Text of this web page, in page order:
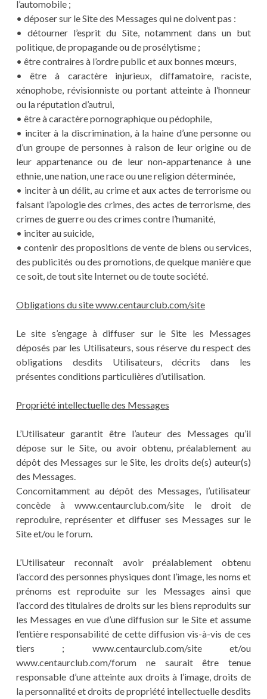
l’automobile ;
• déposer sur le Site des Messages qui ne doivent pas :
• détourner l’esprit du Site, notamment dans un but
politique, de propagande ou de prosélytisme ;
• être contraires à l’ordre public et aux bonnes mœurs,
• être à caractère injurieux, diffamatoire, raciste,
xénophobe, révisionniste ou portant atteinte à l’honneur
ou la réputation d’autrui,
• être à caractère pornographique ou pédophile,
• inciter à la discrimination, à la haine d’une personne ou
d’un groupe de personnes à raison de leur origine ou de
leur appartenance ou de leur non-appartenance à une
ethnie, une nation, une race ou une religion déterminée,
• inciter à un délit, au crime et aux actes de terrorisme ou
faisant l’apologie des crimes, des actes de terrorisme, des
crimes de guerre ou des crimes contre l’humanité,
• inciter au suicide,
• contenir des propositions de vente de biens ou services,
des publicités ou des promotions, de quelque manière que
ce soit, de tout site Internet ou de toute société.
Obligations du site www.centaurclub.com/site
Le site s’engage à diffuser sur le Site les Messages
déposés par les Utilisateurs, sous réserve du respect des
obligations desdits Utilisateurs, décrits dans les
présentes conditions particulières d’utilisation.
Propriété intellectuelle des Messages
L’Utilisateur garantit être l’auteur des Messages qu’il
dépose sur le Site, ou avoir obtenu, préalablement au
dépôt des Messages sur le Site, les droits de(s) auteur(s)
des Messages.
Concomitamment au dépôt des Messages, l’utilisateur
concède à www.centaurclub.com/site le droit de
reproduire, représenter et diffuser ses Messages sur le
Site et/ou le forum.
L’Utilisateur reconnaît avoir préalablement obtenu
l’accord des personnes physiques dont l’image, les noms et
prénoms est reproduite sur les Messages ainsi que
l’accord des titulaires de droits sur les biens reproduits sur
les Messages en vue d’une diffusion sur le Site et assume
l’entière responsabilité de cette diffusion vis-à-vis de ces
tiers ; www.centaurclub.com/site et/ou
www.centaurclub.com/forum ne saurait être tenue
responsable d’une atteinte aux droits à l’image, droits de
la personnalité et droits de propriété intellectuelle desdits